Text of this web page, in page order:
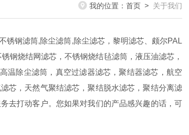
我的位置： 首页 > 关于我们
锈钢滤筒,除尘滤筒,除尘滤芯，黎明滤芯、颇尔PAL
钢烧结网滤芯，不锈钢烧结毡滤筒，液压油滤芯，
温除尘滤筒，真空过滤器滤芯，聚结器滤芯，航空
芯，天然气聚结滤芯，聚结脱水滤芯，聚结分离滤
去打动客户。您如果对我们的产品感兴趣的话，可